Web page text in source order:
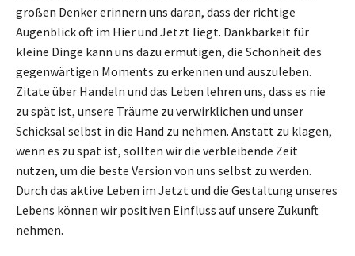
großen Denker erinnern uns daran, dass der richtige
Augenblick oft im Hier und Jetzt liegt. Dankbarkeit für
kleine Dinge kann uns dazu ermutigen, die Schönheit des
gegenwärtigen Moments zu erkennen und auszuleben.
Zitate über Handeln und das Leben lehren uns, dass es nie
zu spät ist, unsere Träume zu verwirklichen und unser
Schicksal selbst in die Hand zu nehmen. Anstatt zu klagen,
wenn es zu spät ist, sollten wir die verbleibende Zeit
nutzen, um die beste Version von uns selbst zu werden.
Durch das aktive Leben im Jetzt und die Gestaltung unseres
Lebens können wir positiven Einfluss auf unsere Zukunft
nehmen.